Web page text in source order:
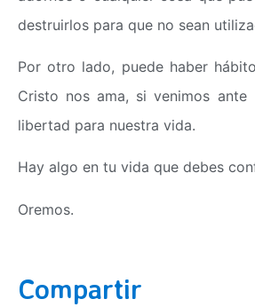
destruirlos para que no sean
Por otro lado, puede haber
Cristo nos ama, si venimos
libertad para nuestra vida.
Hay algo en tu vida que debes
Oremos.
Compartir